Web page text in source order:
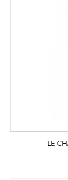
LE